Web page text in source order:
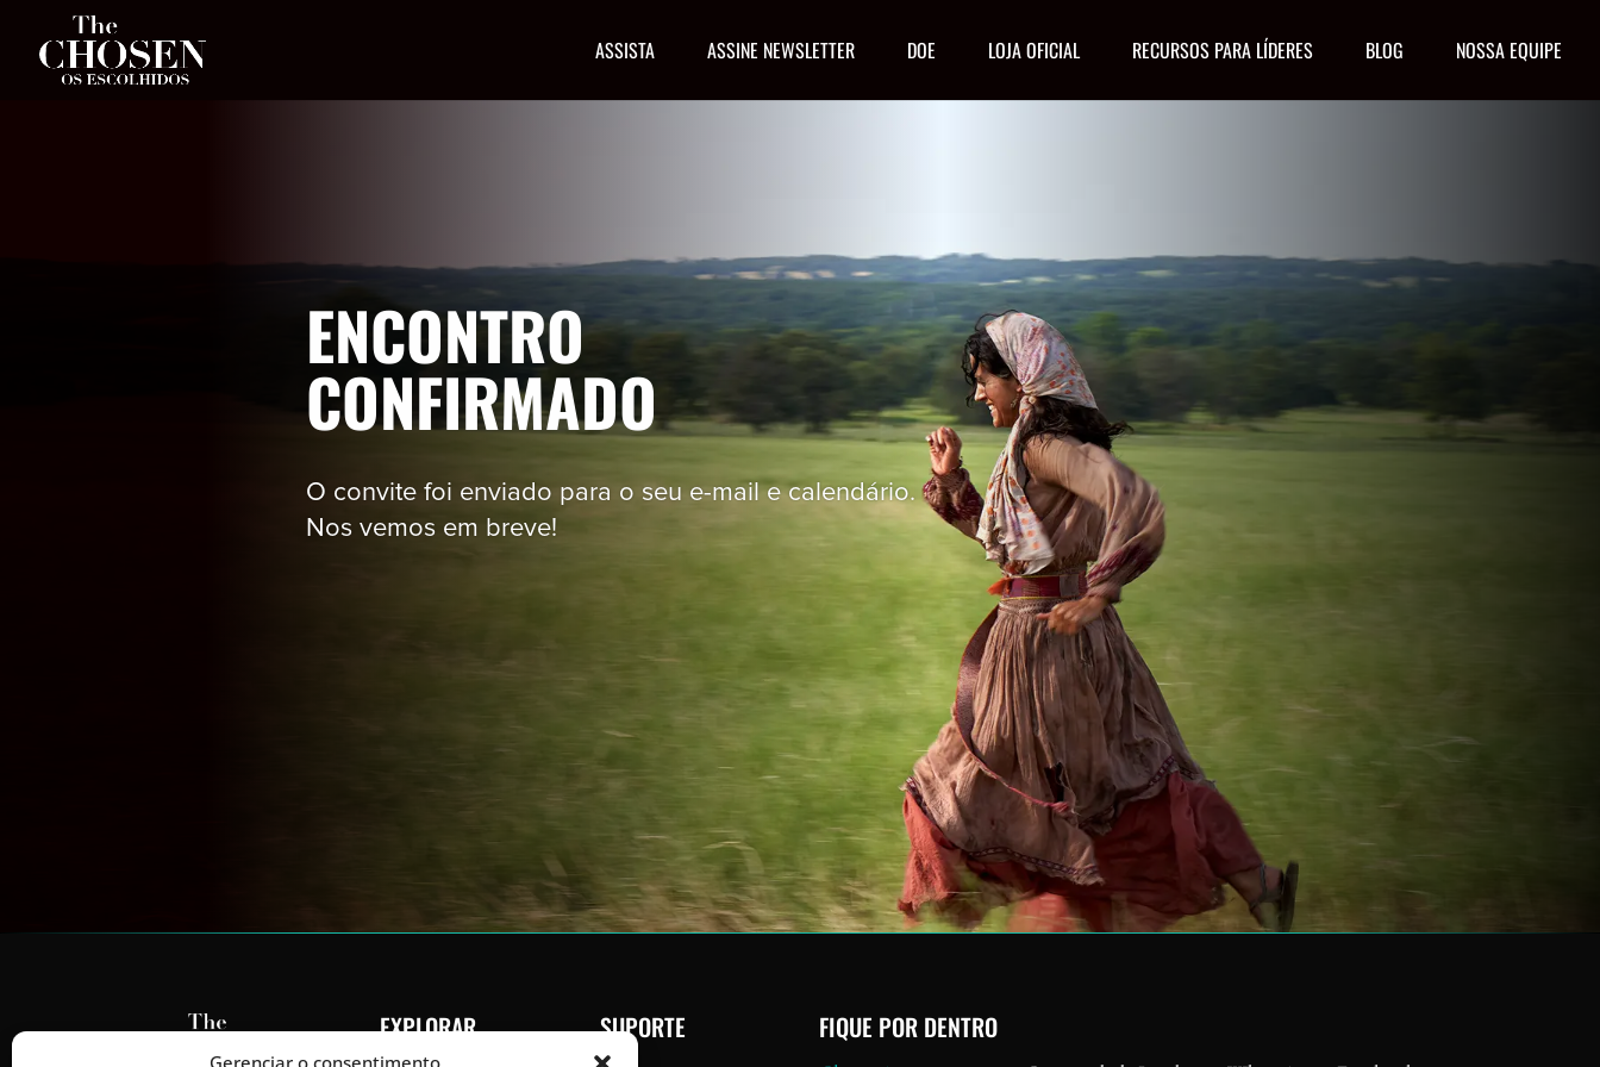
Gerenciar o consentimento
ASSISTA ASSINE NEWSLETTER DOE LOJA OFICIAL RECURSOS PARA LÍDERES BLOG NOSSA EQUIPE
ENCONTRO
CONFIRMADO
O convite foi enviado para o seu e-mail e calendário.
Nos vemos em breve!
EXPLORAR SUPORTE FIQUE POR DENTRO